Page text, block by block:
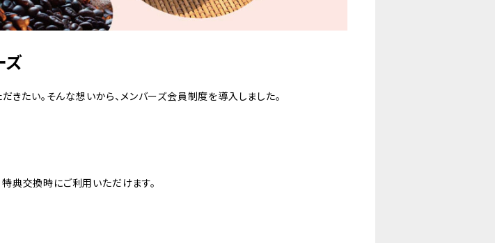
ズ
きたい。そんな想いから、メンバーズ会員制度を導入しました。
典交換時にご利用いただけます。